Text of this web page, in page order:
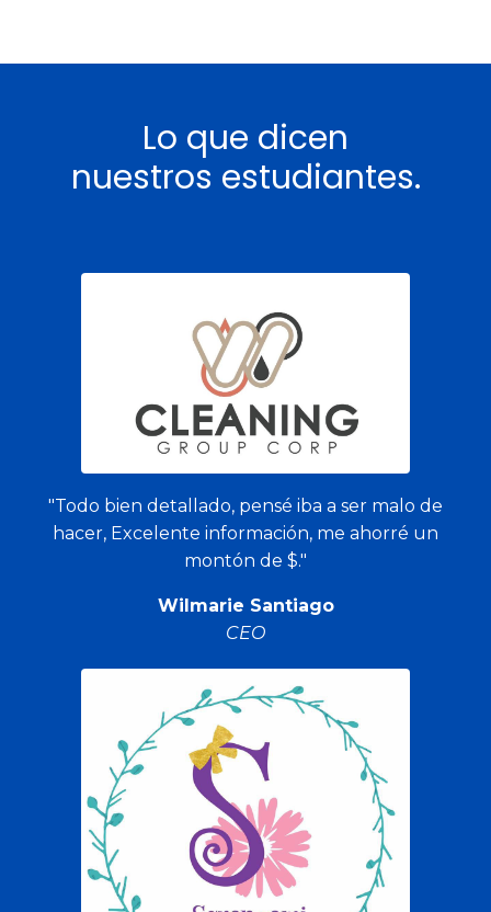
Lo que dicen
nuestros estudiantes.
"Todo bien detallado, pensé iba a ser malo de
hacer, Excelente información, me ahorré un
montón de $."
Wilmarie Santiago
CEO